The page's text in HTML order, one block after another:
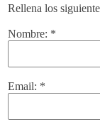
Rellena los
Nombre: *
Email: *